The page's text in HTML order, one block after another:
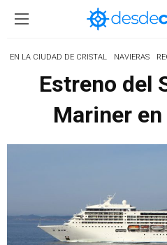
EN LA CIUDAD DE CRISTAL NAVIERAS
Estreno del
Mariner